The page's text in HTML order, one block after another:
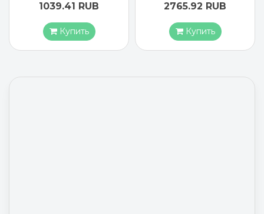
2765.92 RUB
Купить
1883.17 RUB
Купить